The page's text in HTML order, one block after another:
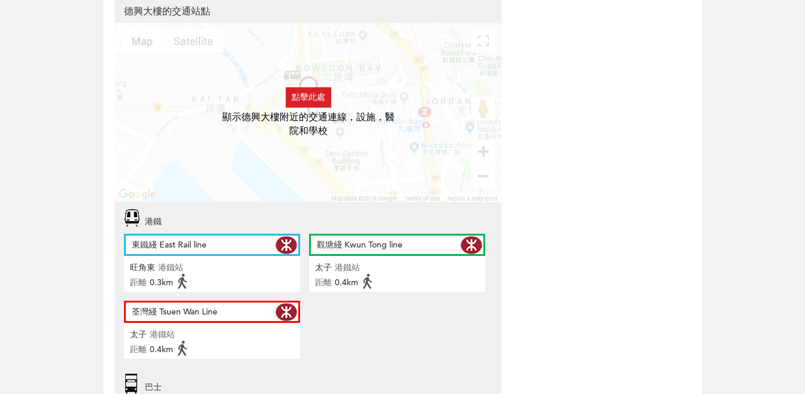
德興大樓的交通站點
點擊此處
顯示德興大樓附近的交通連線，設施，醫
院和學校
港鐵
東鐵綫 East Rail line
旺角東 港鐵站
距離 0.3km
觀塘綫 Kwun Tong line
太子 港鐵站
距離 0.4km
荃灣綫 Tsuen Wan Line
太子 港鐵站
距離 0.4km
巴士